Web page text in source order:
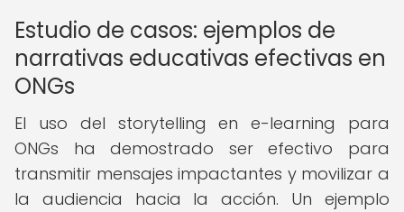
Estudio de casos: ejemplos de
narrativas educativas efectivas en
ONGs
El uso del storytelling en e-learning para
ONGs ha demostrado ser efectivo para
transmitir mensajes impactantes y movilizar a
la audiencia hacia la acción. Un ejemplo